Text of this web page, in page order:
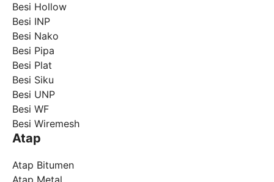
Besi Hollow
Besi INP
Besi Nako
Besi Pipa
Besi Plat
Besi Siku
Besi UNP
Besi WF
Besi Wiremesh
Atap
Atap Bitumen